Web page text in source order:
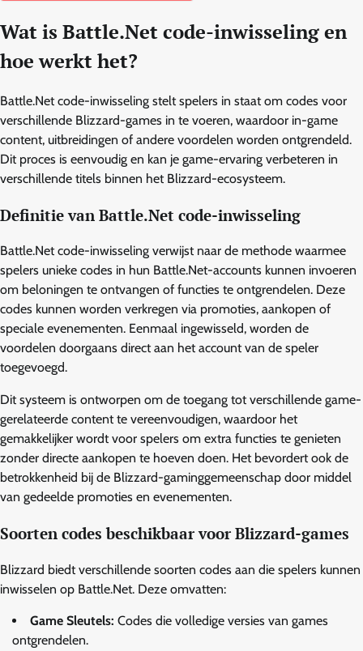
Wat is Battle.Net code-inwisseling en
hoe werkt het?
Battle.Net code-inwisseling stelt spelers in staat om codes voor
verschillende Blizzard-games in te voeren, waardoor in-game
content, uitbreidingen of andere voordelen worden ontgrendeld.
Dit proces is eenvoudig en kan je game-ervaring verbeteren in
verschillende titels binnen het Blizzard-ecosysteem.
Definitie van Battle.Net code-inwisseling
Battle.Net code-inwisseling verwijst naar de methode waarmee
spelers unieke codes in hun Battle.Net-accounts kunnen invoeren
om beloningen te ontvangen of functies te ontgrendelen. Deze
codes kunnen worden verkregen via promoties, aankopen of
speciale evenementen. Eenmaal ingewisseld, worden de
voordelen doorgaans direct aan het account van de speler
toegevoegd.
Dit systeem is ontworpen om de toegang tot verschillende game-
gerelateerde content te vereenvoudigen, waardoor het
gemakkelijker wordt voor spelers om extra functies te genieten
zonder directe aankopen te hoeven doen. Het bevordert ook de
betrokkenheid bij de Blizzard-gaminggemeenschap door middel
van gedeelde promoties en evenementen.
Soorten codes beschikbaar voor Blizzard-games
Blizzard biedt verschillende soorten codes aan die spelers kunnen
inwisselen op Battle.Net. Deze omvatten:
Game Sleutels: Codes die volledige versies van games
ontgrendelen.